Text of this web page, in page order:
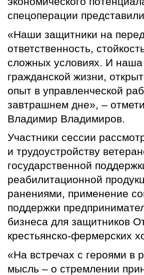
спецоперации
«Наши защитники на
ответственность,
сложных условиях. И
гражданской жизни,
опыт в управленческой
завтрашнем дне», –
Владимир Владимиров.
Участники сессии
и трудоустройству
государственной
реабилитационной
ранениями, применение
поддержки
бизнеса для защитников
крестьянско-фермерских
«На встречах с героями в
мысль – о стремлении